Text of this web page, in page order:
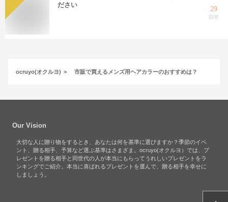
ださい
29
回答
ocruyo(オクルヨ) 市販で買えるメンズ用ヘアカラーのおすすめは？
Our Vision
大切な人に贈り物をするとき、あなたは何を基準に選びますか？季節のイベ
ント、贈る相手、予算など選ぶ基準はさまざま。ocruyo(オクルヨ）では、プ
レゼントを贈る相手と同世代の人が本当にもらってうれしいプレゼントをラ
ンキングでご紹介。本当に喜ばれるプレゼントを選んで、贈る相手を幸せに
しましょう。